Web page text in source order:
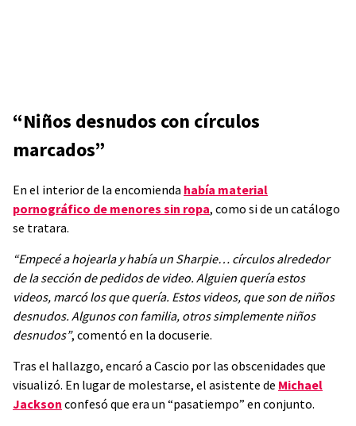
“Niños desnudos con círculos
marcados”
En el interior de la encomienda había material
pornográfico de menores sin ropa, como si de un catálogo
se tratara.
“Empecé a hojearla y había un Sharpie… círculos alrededor
de la sección de pedidos de video. Alguien quería estos
videos, marcó los que quería. Estos videos, que son de niños
desnudos. Algunos con familia, otros simplemente niños
desnudos”, comentó en la docuserie.
Tras el hallazgo, encaró a Cascio por las obscenidades que
visualizó. En lugar de molestarse, el asistente de Michael
Jackson confesó que era un “pasatiempo” en conjunto.